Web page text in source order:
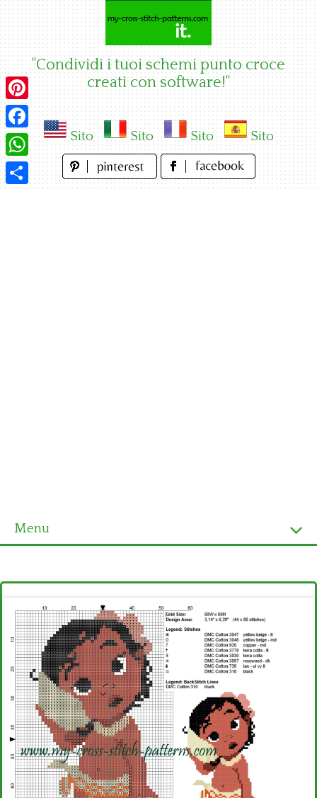
"Condividi i tuoi schemi punto croce
creati con software!"
Sito Sito Sito Sito
Menu
Ultimi schemi
Alfabeto
Bambini
Disney
Thun
Pinterest
Facebook
WhatsApp